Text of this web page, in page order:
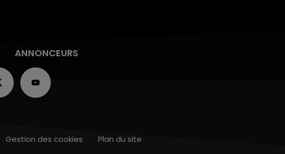
ANNONCEURS
Gestion des cookies Plan du site